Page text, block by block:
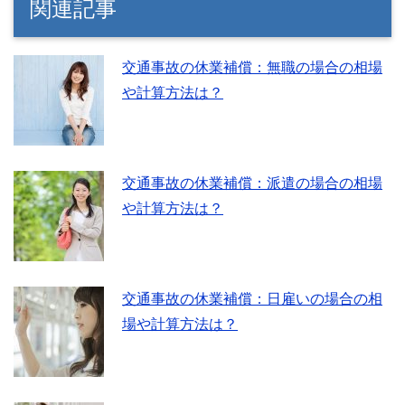
関連記事
交通事故の休業補償：無職の場合の相場
や計算方法は？
交通事故の休業補償：派遣の場合の相場
や計算方法は？
交通事故の休業補償：日雇いの場合の相
場や計算方法は？